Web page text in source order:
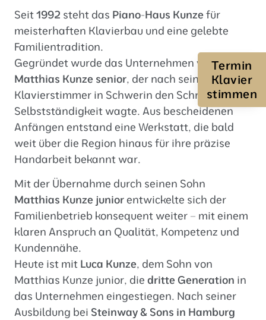
Seit1992 steht das Piano-Haus Kunze für
meisterhaften Klavierbau und eine gelebte
Familientradition.
Gegründet wurde das Unternehmen von
Matthias Kunze senior, der nach seiner Zeit als
Klavierstimmer in Schwerin den Schritt in die
Selbstständigkeit wagte. Aus bescheidenen
Anfängen entstand eine Werkstatt, die bald
weit über die Region hinaus für ihre präzise
Handarbeit bekannt war.
Mit der Übernahme durch seinen Sohn
Matthias Kunze juniorentwickelte sich der
Familienbetrieb konsequent weiter – mit einem
klaren Anspruch an Qualität, Kompetenz und
Kundennähe.
Heute ist mit Luca Kunze, dem Sohn von
Matthias Kunze junior, die dritte Generation in
das Unternehmen eingestiegen. Nach seiner
Ausbildung bei Steinway & Sons in Hamburg
Termin
Klavier
stimmen